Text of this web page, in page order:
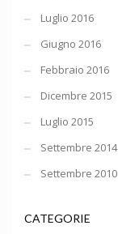
Luglio 2016
Giugno 2016
Febbraio 2016
Dicembre 2015
Luglio 2015
Settembre 2014
Settembre 2010
CATEGORIE